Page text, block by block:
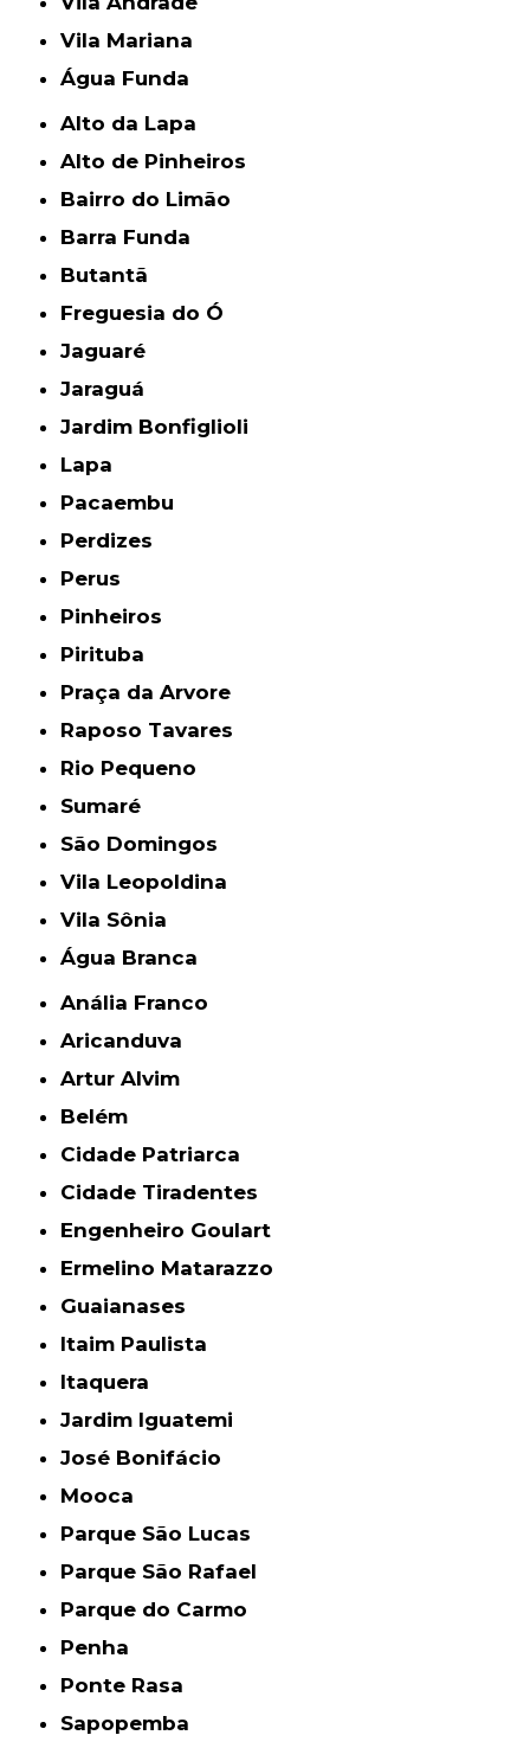
Vila Mariana
Água Funda
Alto da Lapa
Alto de Pinheiros
Bairro do Limão
Barra Funda
Butantã
Freguesia do Ó
Jaguaré
Jaraguá
Jardim Bonfiglioli
Lapa
Pacaembu
Perdizes
Perus
Pinheiros
Pirituba
Praça da Arvore
Raposo Tavares
Rio Pequeno
Sumaré
São Domingos
Vila Leopoldina
Vila Sônia
Água Branca
Anália Franco
Aricanduva
Artur Alvim
Belém
Cidade Patriarca
Cidade Tiradentes
Engenheiro Goulart
Ermelino Matarazzo
Guaianases
Itaim Paulista
Itaquera
Jardim Iguatemi
José Bonifácio
Mooca
Parque São Lucas
Parque São Rafael
Parque do Carmo
Penha
Ponte Rasa
Sapopemba